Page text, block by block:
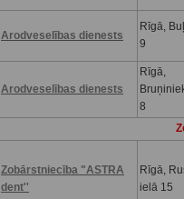
Arodveselības dienests
Rīgā,
9
Arodveselības dienests
Rīgā,
8
Zobārstniecība "ASTRA
dent''
Rīgā,
ielā 15